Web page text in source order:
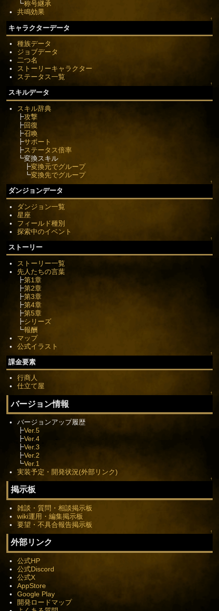
┗称号継承
共鳴効果
↑
キャラクターデータ
種族データ
ジョブデータ
二つ名
ストーリーキャラクター
ステータス一覧
↑
スキルデータ
スキル辞典
┣攻撃
┣回復
┣召喚
┣サポート
┣ステータス倍率
┗変換スキル
┣変換元でグループ
┗変換先でグループ
↑
ダンジョンデータ
ダンジョン一覧
星座
フィールド種別
探索中のイベント
↑
ストーリー
ストーリー一覧
先人たちの言葉
┣第1章
┣第2章
┣第3章
┣第4章
┣第5章
┣シリーズ
┗報酬
マップ
公式イラスト
↑
課金要素
行商人
仕立て屋
↑
バージョン情報
バージョンアップ履歴
┣Ver.5
┣Ver.4
┣Ver.3
┣Ver.2
┗Ver.1
実装予定・開発状況(外部リンク)
↑
掲示板
雑談・質問・相談掲示板
wiki運用・編集掲示板
要望・不具合報告掲示板
↑
外部リンク
公式HP
公式Discord
公式X
AppStore
Google Play
開発ロードマップ